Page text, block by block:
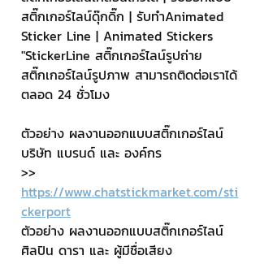
สติ๊กเกอร์ไลน์ดุ๊กดิ๊ก | รับทำAnimated
Sticker Line | Animated Stickers
"StickerLine สติ๊กเกอร์ไลน์รูปถ่าย
สติ๊กเกอร์ไลน์รูปภาพ สามารถติดต่อเราได้
ตลอด 24 ชั่วโมง
ตัวอย่าง ผลงานออกแบบสติ๊กเกอร์ไลน์
บริษัท แบรนด์ และ องค์กร
>>
https://www.chatstickmarket.com/sti
ckerport
ตัวอย่าง ผลงานออกแบบสติ๊กเกอร์ไลน์
ศิลปิน ดารา และ ผู้มีชื่อเสียง